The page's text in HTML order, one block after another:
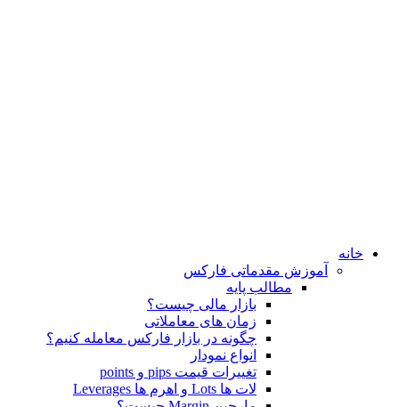
خانه
آموزش مقدماتی فارکس
مطالب پایه
بازار مالی چیست؟
زمان های معاملاتی
چگونه در بازار فارکس معامله کنیم؟
انواع نمودار
تغییرات قیمت pips و points
لات ها Lots و اهرم ها Leverages